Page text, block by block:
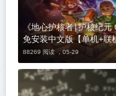
《地心护核者|护核纪
免安装中文版【单机+联
88269 阅读 ，05-29